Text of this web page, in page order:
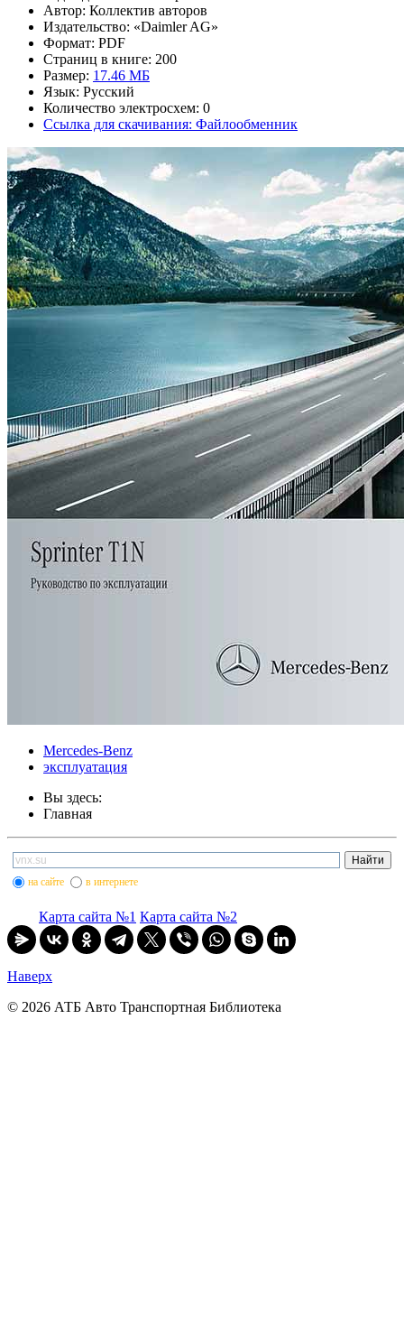
Автор: Коллектив авторов
Издательство: «Daimler AG»
Формат: PDF
Страниц в книге: 200
Размер: 17.46 МБ
Язык: Русский
Количество электросхем: 0
Ссылка для скачивания: Файлообменник
Mercedes-Benz
эксплуатация
Вы здесь:
Главная
на сайте в интернете
Карта сайта №1 Карта сайта №2
Наверх
© 2026 АТБ Авто Транспортная Библиотека